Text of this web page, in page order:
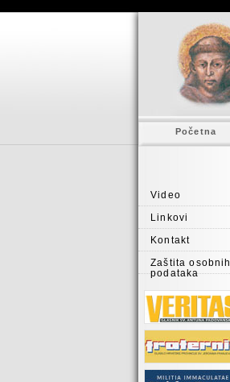
Početna
Video
Linkovi
Kontakt
Zaštita osobnih
podataka